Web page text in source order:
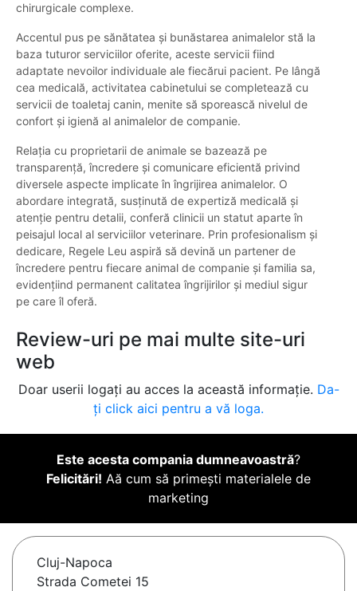
chirurgicale complexe.
Accentul pus pe sănătatea și bunăstarea animalelor stă la
baza tuturor serviciilor oferite, aceste servicii fiind
adaptate nevoilor individuale ale fiecărui pacient. Pe lângă
cea medicală, activitatea cabinetului se completează cu
servicii de toaletaj canin, menite să sporească nivelul de
confort și igienă al animalelor de companie.
Relația cu proprietarii de animale se bazează pe
transparență, încredere și comunicare eficientă privind
diversele aspecte implicate în îngrijirea animalelor. O
abordare integrată, susținută de expertiză medicală și
atenție pentru detalii, conferă clinicii un statut aparte în
peisajul local al serviciilor veterinare. Prin profesionalism și
dedicare, Regele Leu aspiră să devină un partener de
încredere pentru fiecare animal de companie și familia sa,
evidențiind permanent calitatea îngrijirilor și mediul sigur
pe care îl oferă.
Review-uri pe mai multe site-uri
web
Doar userii logați au acces la această informație. Da-
ți click aici pentru a vă loga.
Este acesta compania dumneavoastră?
Felicitări! Aă cum să primești materialele de
marketing
Cluj-Napoca
Strada Cometei 15